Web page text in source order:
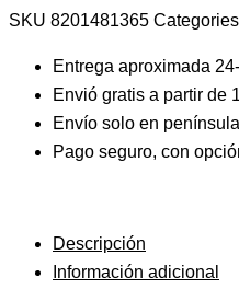
SKU 8201481365 Categories
Entrega aproximada
Envió gratis a partir de
Envío solo en península
Pago seguro, con
Descripción
Información adicional